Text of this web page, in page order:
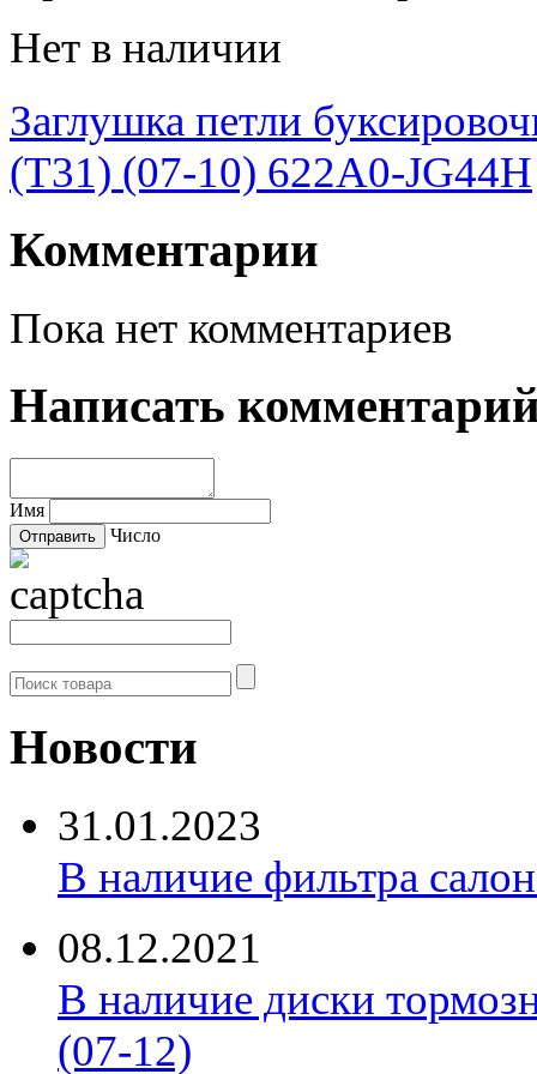
Нет в наличии
Заглушка петли
(T31) (07-10) 622A0-JG44H
Комментарии
Пока нет комментариев
Написать
Имя
Число
Новости
31.01.2023
В наличие фильтра
08.12.2021
В наличие диски
(07-12)